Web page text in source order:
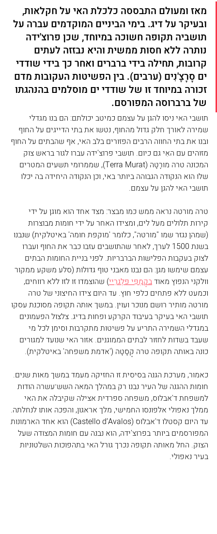
מאז ומעולם התבססה כלכלת האי על חקלאות,
ובעיקר על דיג. בימי הביניים המוקדמים עברה על
תושביה תקופה חשוכה במיוחד, שכן פרוצ'ידה
נותרה ללא חסות ממשית והיא נבזזה לעתים
קרובות, תחילה בידי ברברים ואחר כך בידי שודדי
ים סָרָצֶ'נִים (ערבים). בין הפשיטות העקובות מדם
זכורה במיוחד זו של שודדי ים מוסלמים בהנהגתו
של ברברוסה המפורסם.
תושבי האי ניסו להגן על עצמם כמיטב יכולתם: הם בנו מגדלי
שמירה לאורך חלק גדול מהחוף, נטשו את בתי הדייגים על החוף
ובנו את בתי החווה הרבים הפזורים בלב האי, אף שהבתים על החוף
מזוהים עם האִי גם כיום. תושבי פרוצ'ידה עברו לגור בראש צוק
המכונה טרה מוּרָטָה (Terra Murat), שממרומי תשעים המטרים
שלו הוא הנקודה הגבוהה ביותר באי, וכן הנקודה היחידה בה יכלו
תושבי האי להגן על עצמם.
טרה מורטה נראה ממש כמו מבצר: מצד אחד הוא מוגן על ידי
קירות תלולים מעל לים, ומצידו האחר על ידי חומות מבוצרות
(שמהן נגזר שמו "מורטה", כלומר 'מוקפת חומה' באיטלקית) שנבנו
בשנת 1500 לערך, לאחר שהתושבים עזבו כבר את החוף ועברו
לצוק בעקבות הפלישות הברבריות. לפני בניית החומות הבתים
עצמם שימשו מגן: הם נבנו מאבני טוף גדולות (סלע משקע ממקור
וולקני הנפוץ מאוד בקָמְפִּי פּלֶגרֵיי) שהוצמדו זו לזו ללא רווחים,
וכמעט ללא פתחים כלפי חוץ. עד היום צידו החיצוני של טרה
מורטה מותיר רושם מנוכר ועוין. במשך אותה תקופה מסוכנת עסקו
תושבי האי בעיקר בעיבוד הקרקע ופחות בדיג. צלצול הפעמונים
במגדלי השמירה התריע על פשיטות מתקרבות וסימן לכל מי
שעבד בשדות לחזור לבתים הממוגנים. אזור האי שנועד למגורים
כונה באותה תקופה טרה קָסָטָה ('אדמת משפחה' באיטלקית).
כאמור, מערכת הגנה בסיסית זו החזיקה מעמד במשך מאות שנים.
חומות ההגנה של העיר נבנו רק במהלך המאה השש־עשרה הודות
למשפחת ד'אבלוס, משפחה ספרדית אצילה שקיבלה את האי
ממלך נאפולי אלפונסו החמישי, מלך אראגון, והפכה אותו לנחלתה.
עד היום קסטלו ד'אבלוס (Castello d’Avalos) הוא אחד הארמונות
המפורסמים ביותר בפרוצ'ידה, הוא נבנה עם חומות המצודה שעל
הצוק. החל מאותה תקופה נכרך גורל האי בתהפוכות השלטוניות
בעיר נאפולי.